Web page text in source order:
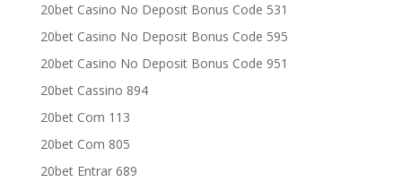
20bet Casino No Deposit Bonus Code 531
20bet Casino No Deposit Bonus Code 595
20bet Casino No Deposit Bonus Code 951
20bet Cassino 894
20bet Com 113
20bet Com 805
20bet Entrar 689